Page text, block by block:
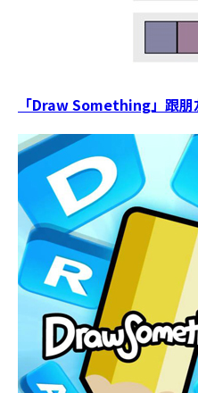
「Draw Something」跟